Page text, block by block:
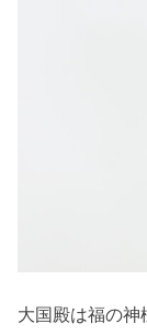
大国殿は福の神